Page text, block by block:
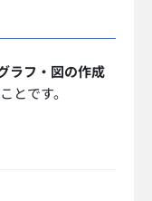
ラフ・図の作成
ことです。